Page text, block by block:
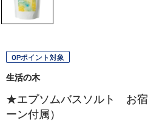
OPポイント対象
生活の木
★エプソムバスソルト お
ーン付属）